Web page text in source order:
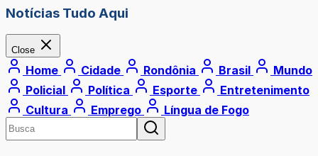
Notícias Tudo Aqui
Close
Home Cidade Rondônia Brasil
Mundo
Policial
Política Esporte
Entretenimento
Cultura
Emprego Língua de Fogo